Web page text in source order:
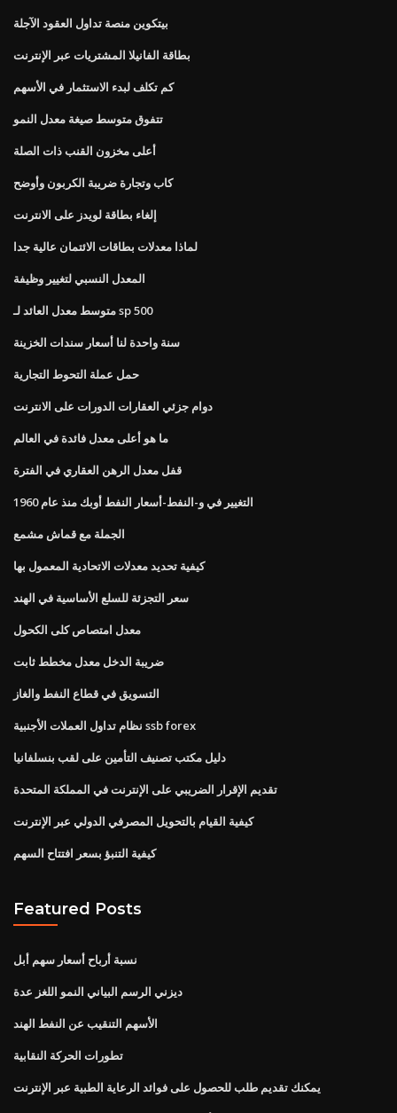
بيتكوين منصة تداول العقود الآجلة
بطاقة الفانيلا المشتريات عبر الإنترنت
كم تكلف لبدء الاستثمار في الأسهم
تتفوق متوسط ​​صيغة معدل النمو
أعلى مخزون القنب ذات الصلة
كاب وتجارة ضريبة الكربون وأوضح
إلغاء بطاقة لويدز على الانترنت
لماذا معدلات بطاقات الائتمان عالية جدا
المعدل النسبي لتغيير وظيفة
متوسط ​​معدل العائد لـ sp 500
سنة واحدة لنا أسعار سندات الخزينة
حمل عملة التحوط التجارية
دوام جزئي العقارات الدورات على الانترنت
ما هو أعلى معدل فائدة في العالم
قفل معدل الرهن العقاري في الفترة
التغيير في و-النفط-أسعار النفط أوبك منذ عام 1960
الجملة مع قماش مشمع
كيفية تحديد معدلات الاتحادية المعمول بها
سعر التجزئة للسلع الأساسية في الهند
معدل امتصاص كلى الكحول
ضريبة الدخل معدل مخطط ثابت
التسويق في قطاع النفط والغاز
نظام تداول العملات الأجنبية ssb forex
دليل مكتب تصنيف التأمين على لقب بنسلفانيا
تقديم الإقرار الضريبي على الإنترنت في المملكة المتحدة
كيفية القيام بالتحويل المصرفي الدولي عبر الإنترنت
كيفية التنبؤ بسعر افتتاح السهم
Featured Posts
نسبة أرباح أسعار سهم أبل
ديزني الرسم البياني النمو اللغز عدة
الأسهم التنقيب عن النفط الهند
تطورات الحركة النقابية
يمكنك تقديم طلب للحصول على فوائد الرعاية الطبية عبر الإنترنت